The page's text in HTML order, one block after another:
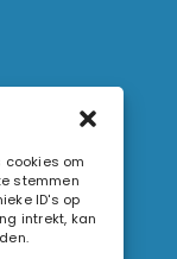
om
stemmen
ID's op
intrekt, kan